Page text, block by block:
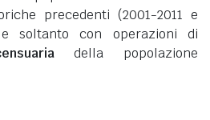
precedenti (2001-2011 e
soltanto con operazioni di
della popolazione